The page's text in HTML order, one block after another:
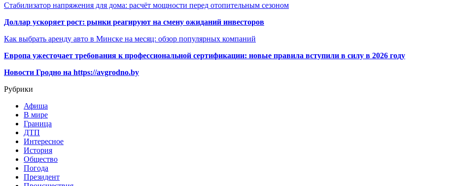
Стабилизатор напряжения для дома: расчёт мощности перед отопительным сезоном
Доллар ускоряет рост: рынки реагируют на смену ожиданий инвесторов
Как выбрать аренду авто в Минске на месяц: обзор популярных компаний
Европа ужесточает требования к профессиональной сертификации: новые правила вступили в силу в 2026 году
Новости Гродно на https://avgrodno.by
Рубрики
Афиша
В мире
Граница
ДТП
Интересное
История
Общество
Погода
Президент